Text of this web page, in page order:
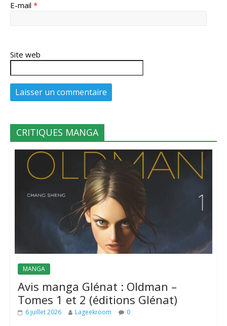
E-mail *
Site web
CRITIQUES MANGA
MANGA
Avis manga Glénat : Oldman –
Tomes 1 et 2 (éditions Glénat)
6 juillet 2026 Lageekroom 0